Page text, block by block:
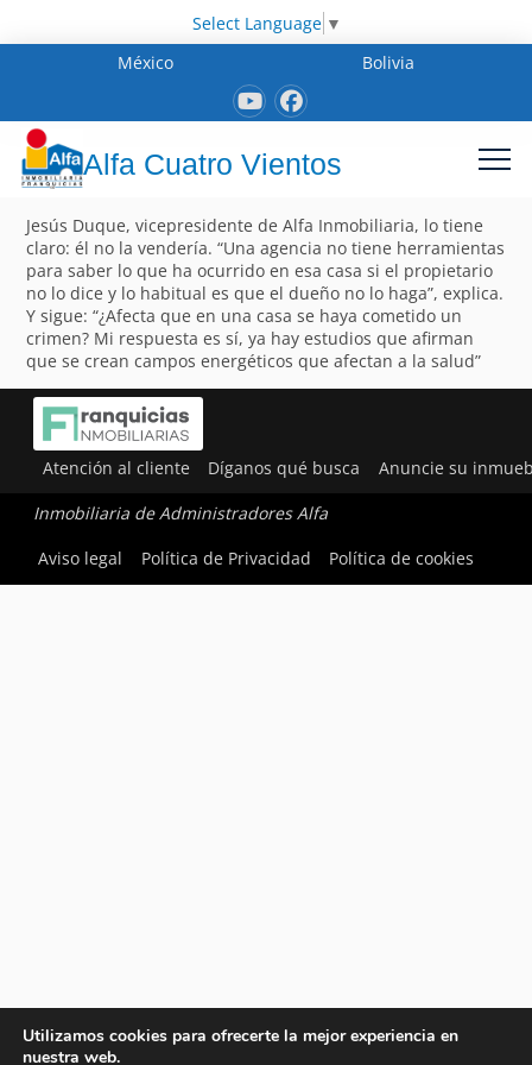
Select Language ▼
México
Bolivia
Alfa Cuatro Vientos
Jesús Duque, vicepresidente de Alfa Inmobiliaria, lo tiene
claro: él no la vendería. “Una agencia no tiene herramientas
para saber lo que ha ocurrido en esa casa si el propietario
no lo dice y lo habitual es que el dueño no lo haga”, explica.
Y sigue: “¿Afecta que en una casa se haya cometido un
crimen? Mi respuesta es sí, ya hay estudios que afirman
que se crean campos energéticos que afectan a la salud”
Atención al cliente Díganos qué busca Anuncie su
Inmobiliaria de Administradores Alfa
Aviso legal
Política de Privacidad Política de cookies
Utilizamos cookies para ofrecerte la mejor experiencia en
nuestra web.